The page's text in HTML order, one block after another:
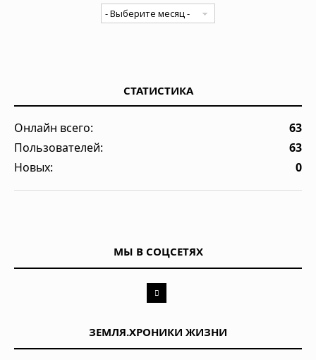
СТАТИСТИКА
Онлайн всего:
63
Пользователей:
63
Новых:
0
МЫ В СОЦСЕТЯХ
ЗЕМЛЯ.ХРОНИКИ ЖИЗНИ